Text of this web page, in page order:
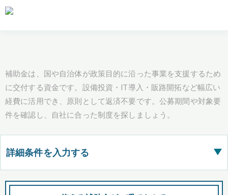
補助金は、国や自治体が政策目的に沿った事業を支援するため
に交付する資金です。設備投資・IT導入・販路開拓など幅広い
経費に活用でき、原則として返済不要です。公募期間や対象要
件を確認し、自社に合った制度を探しましょう。
詳細条件を入力する ▶
都道府県